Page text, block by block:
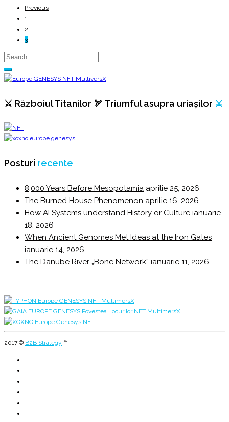
Previous
1
2
3
⚔️ Războiul Titanilor 🏹 Triumful asupra uriașilor ⚔️
Posturi recente
8,000 Years Before Mesopotamia aprilie 25, 2026
The Burned House Phenomenon aprilie 16, 2026
How AI Systems understand History or Culture ianuarie
18, 2026
When Ancient Genomes Met Ideas at the Iron Gates
ianuarie 14, 2026
The Danube River „Bone Network” ianuarie 11, 2026
2017 © B2B Strategy ™